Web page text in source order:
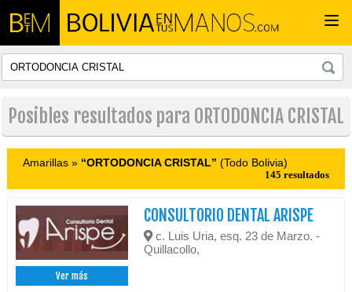
Posibles resultados para ORTODONCIA CRISTAL
Amarillas » “ORTODONCIA CRISTAL” (Todo Bolivia)
145 resultados
Ver más
CONSULTORIO DENTAL ARISPE
c. Luis Uria, esq. 23 de Marzo. -
Quillacollo,